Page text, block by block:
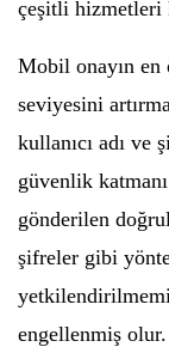
çeşitli hizmetleri
Mobil onayın
seviyesini
kullanıcı adı ve
güvenlik
gönderilen
şifreler gibi
engellenmiş olur.